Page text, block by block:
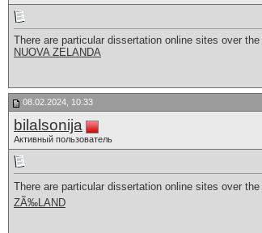
There are particular dissertation online sites over
NUOVA ZELANDA
08.02.2024, 10:33
bilalsonija
Активный пользователь
There are particular dissertation online sites over
ZÃ‰LAND